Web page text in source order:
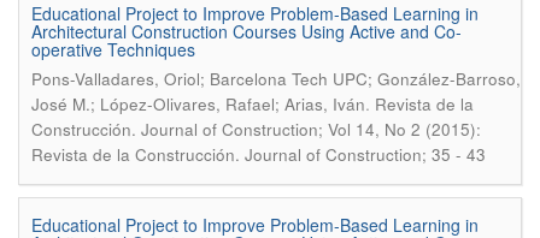
Educational Project to Improve Problem-Based Learning in
Architectural Construction Courses Using Active and Co-
operative Techniques
Pons-Valladares, Oriol; Barcelona Tech UPC; González-Barroso,
José M.; López-Olivares, Rafael; Arias, Iván. Revista de la
Construcción. Journal of Construction; Vol 14, No 2 (2015):
Revista de la Construcción. Journal of Construction; 35 - 43
Educational Project to Improve Problem-Based Learning in